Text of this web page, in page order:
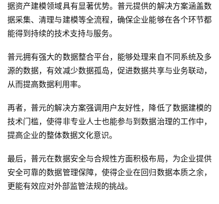
据资产建模领域具有显著优势。普元提供的解决方案涵盖数
据采集、清理与建模等全流程，确保企业能够在各个环节都
能得到持续的技术支持与服务。
普元拥有强大的数据整合平台，能够处理来自不同系统及多
源的数据，有效减少数据孤岛，促进数据共享与业务联动，
从而提高数据利用率。
再者，普元的解决方案强调用户友好性，降低了数据建模的
技术门槛，使得非专业人士也能参与到数据治理的工作中，
提高企业的整体数据文化意识。
最后，普元在数据安全与合规性方面积极布局，为企业提供
安全可靠的数据管理保障，使得企业在回归数据本质之余，
更能有效应对外部监管法规的挑战。